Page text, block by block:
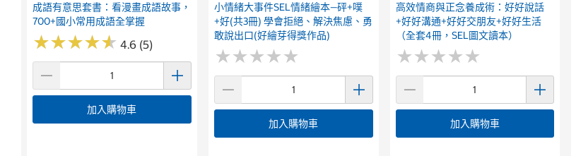
成語有意思套書：看漫畫成語故事，
700+國小常用成語全掌握
★★★★★
★★★★★ 4.6 (5)
加入購物車
小情緒大事件SEL情緒繪本—砰+噗
+好(共3冊) 學會拒絕、解決焦慮、勇
敢說出口(好繪芽得獎作品)
★★★★★
★★★★★
加入購物車
高效情商與正念養成術：好好說話
+好好溝通+好好交朋友+好好生活
（全套4冊，SEL圖文讀本）
★★★★★
★★★★★
加入購物車